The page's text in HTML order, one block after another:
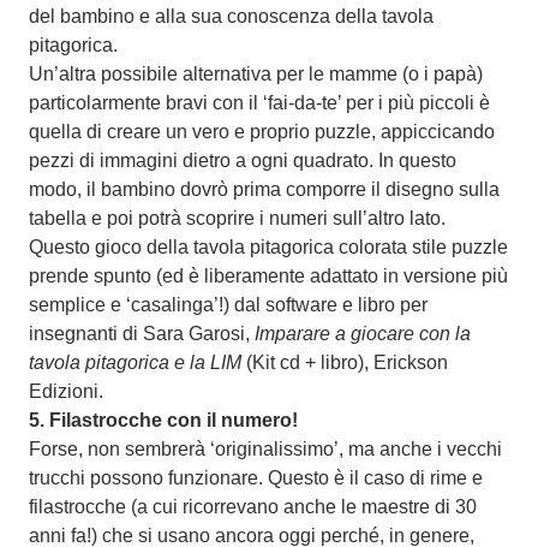
del bambino e alla sua conoscenza della tavola
pitagorica.
Un’altra possibile alternativa per le mamme (o i papà)
particolarmente bravi con il ‘fai-da-te’ per i più piccoli è
quella di creare un vero e proprio puzzle, appiccicando
pezzi di immagini dietro a ogni quadrato. In questo
modo, il bambino dovrò prima comporre il disegno sulla
tabella e poi potrà scoprire i numeri sull’altro lato.
Questo gioco della tavola pitagorica colorata stile puzzle
prende spunto (ed è liberamente adattato in versione più
semplice e ‘casalinga’!) dal software e libro per
insegnanti di Sara Garosi, Imparare a giocare con la
tavola pitagorica e la LIM(Kit cd + libro), Erickson
Edizioni.
5. Filastrocche con il numero!
Forse, non sembrerà ‘originalissimo’, ma anche i vecchi
trucchi possono funzionare. Questo è il caso di rime e
filastrocche (a cui ricorrevano anche le maestre di 30
anni fa!) che si usano ancora oggi perché, in genere,